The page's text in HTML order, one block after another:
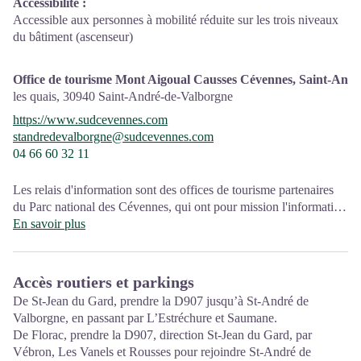
d'animation ainsi que les règles à adopter en cœur de Parc.
Sur place : expositions temporaires, animations au départ du site
et boutique
Accessibilité :
Accessible aux personnes à mobilité réduite sur les trois niveaux
du bâtiment (ascenseur)
Office de tourisme Mont Aigoual Causses Cévennes, Saint-
les quais, 30940 Saint-André-de-Valborgne
https://www.sudcevennes.com
standredevalborgne@sudcevennes.com
04 66 60 32 11
Les relais d'information sont des offices de tourisme partenaires
du Parc national des Cévennes, qui ont pour mission l'information
et la sensibilisation sur l'offre de découverte et d'animation ainsi
En savoir plus
Accès routiers et parkings
De St-Jean du Gard, prendre la D907 jusqu’à St-André de
Valborgne, en passant par L’Estréchure et Saumane.
De Florac, prendre la D907, direction St-Jean du Gard, par
Vébron, Les Vanels et Rousses pour rejoindre St-André de